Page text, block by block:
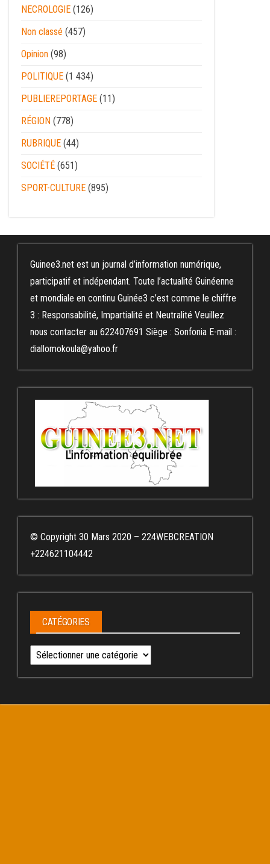
NECROLOGIE (126)
Non classé (457)
Opinion (98)
POLITIQUE (1 434)
PUBLIEREPORTAGE (11)
RÉGION (778)
RUBRIQUE (44)
SOCIÉTÉ (651)
SPORT-CULTURE (895)
Guinee3.net est un journal d’information numérique,
participatif et indépendant. Toute l’actualité Guinéenne
et mondiale en continu Guinée3 c’est comme le chiffre
3 : Responsabilité, Impartialité et Neutralité Veuillez
nous contacter au 622407691 Siège : Sonfonia E-mail :
diallomokoula@yahoo.fr
© Copyright 30 Mars 2020 – 224WEBCREATION
+224621104442
CATÉGORIES
Catégories